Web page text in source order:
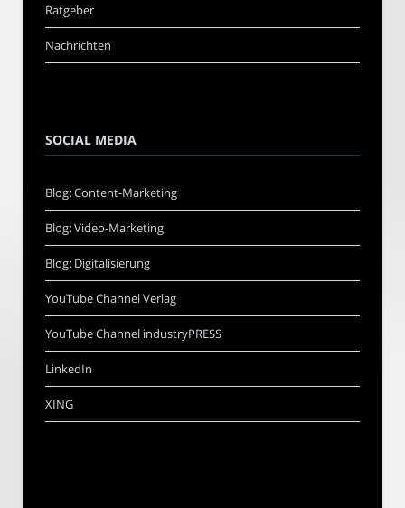
Ratgeber
Nachrichten
SOCIAL MEDIA
Blog: Content-Marketing
Blog: Video-Marketing
Blog: Digitalisierung
YouTube Channel Verlag
YouTube Channel industryPRESS
LinkedIn
XING